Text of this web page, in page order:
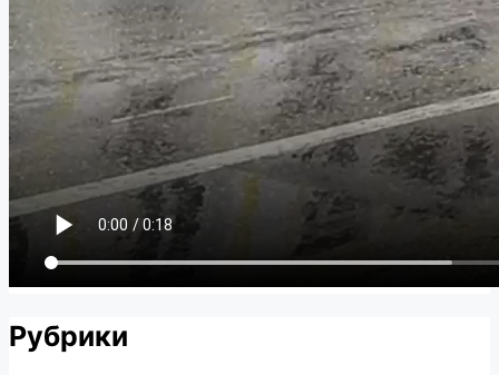
Рубрики